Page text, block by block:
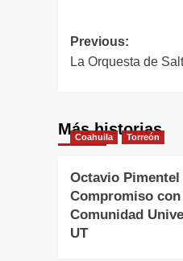
de
Previous:
La Orquesta de
Más historias
Coahuila Torreón
Octavio Pimentel
Compromiso
Comunidad
UT